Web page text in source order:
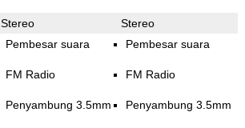
Stereo Stereo
Pembesar suara
FM Radio
Penyambung 3.5mm
Pembesar suara
FM Radio
Penyambung 3.5mm